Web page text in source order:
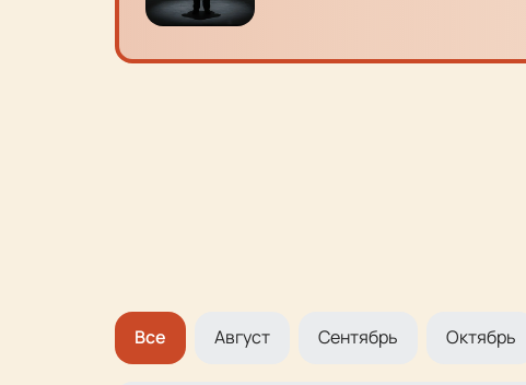
Все Август Сентябрь Октябрь